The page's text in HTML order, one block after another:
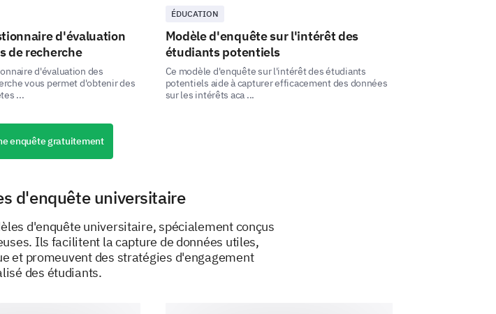
futures - Tracer le chemin à venir
vers l'avenir et comprenons vos ambitions et aspirations.
de poursuivre des études ou une formation professionnelle
proche ?
d'évaluation
de recherche
d'évaluation des
vous permet d'obtenir des
...
ÉDUCATION
Modèle d'enquête sur l'intérêt des
étudiants potentiels
Ce modèle d'enquête sur l'intérêt des étudiants
potentiels aide à capturer efficacement des données
sur les intérêts aca ...
enquête gratuitement
d'enquête universitaire
d'enquête universitaire, spécialement conçus
Ils facilitent la capture de données utiles,
et promeuvent des stratégies d'engagement
des étudiants.